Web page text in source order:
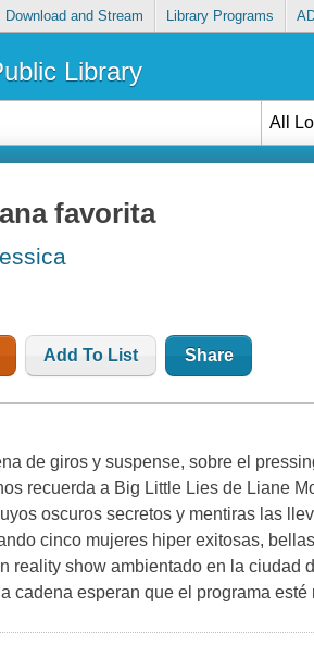
Download and Stream Library Programs
Library
All
favorita
Add To List Share
de giros y suspense, sobre el
recuerda a Big Little Lies de Liane
oscuros secretos y mentiras las
cinco mujeres hiper exitosas,
reality show ambientado en la ciudad
cadena esperan que el programa